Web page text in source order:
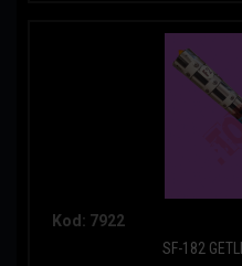
Kod: 7922
SF-182